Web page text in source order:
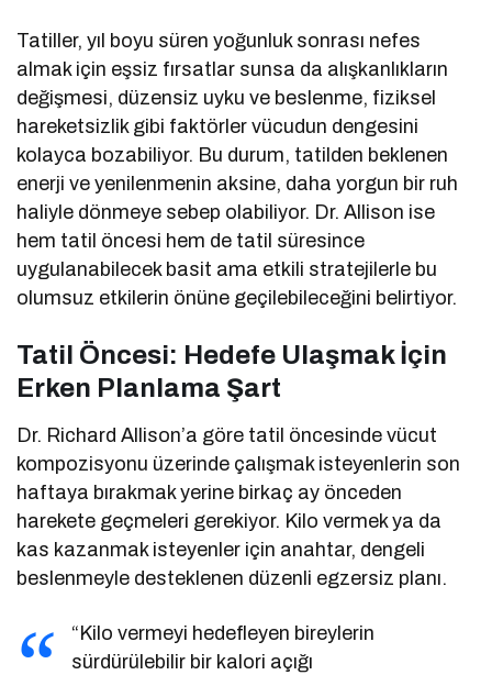
Tatiller, yıl boyu süren yoğunluk sonrası nefes
almak için eşsiz fırsatlar sunsa da alışkanlıkların
değişmesi, düzensiz uyku ve beslenme, fiziksel
hareketsizlik gibi faktörler vücudun dengesini
kolayca bozabiliyor. Bu durum, tatilden beklenen
enerji ve yenilenmenin aksine, daha yorgun bir ruh
haliyle dönmeye sebep olabiliyor. Dr. Allison ise
hem tatil öncesi hem de tatil süresince
uygulanabilecek basit ama etkili stratejilerle bu
olumsuz etkilerin önüne geçilebileceğini belirtiyor.
Tatil Öncesi: Hedefe Ulaşmak İçin
Erken Planlama Şart
Dr. Richard Allison’a göre tatil öncesinde vücut
kompozisyonu üzerinde çalışmak isteyenlerin son
haftaya bırakmak yerine birkaç ay önceden
harekete geçmeleri gerekiyor. Kilo vermek ya da
kas kazanmak isteyenler için anahtar, dengeli
beslenmeyle desteklenen düzenli egzersiz planı.
“Kilo vermeyi hedefleyen bireylerin
sürdürülebilir bir kalori açığı